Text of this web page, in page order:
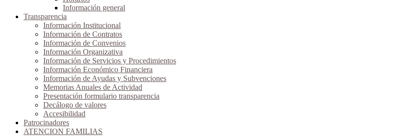
Información general
Transparencia
Información Institucional
Información de Contratos
Información de Convenios
Información Organizativa
Información de Servicios y Procedimientos
Información Económico Financiera
Información de Ayudas y Subvenciones
Memorias Anuales de Actividad
Presentación formulario transparencia
Decálogo de valores
Accesibilidad
Patrocinadores
ATENCION FAMILIAS